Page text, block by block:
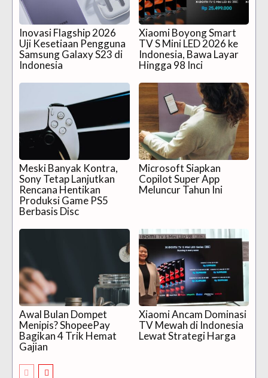
Inovasi Flagship 2026
Uji Kesetiaan Pengguna
Samsung Galaxy S23 di
Indonesia
Xiaomi Boyong Smart
TV S Mini LED 2026 ke
Indonesia, Bawa Layar
Hingga 98 Inci
Meski Banyak Kontra,
Sony Tetap Lanjutkan
Rencana Hentikan
Produksi Game PS5
Berbasis Disc
Microsoft Siapkan
Copilot Super App
Meluncur Tahun Ini
Awal Bulan Dompet
Menipis? ShopeePay
Bagikan 4 Trik Hemat
Gajian
Xiaomi Ancam Dominasi
TV Mewah di Indonesia
Lewat Strategi Harga